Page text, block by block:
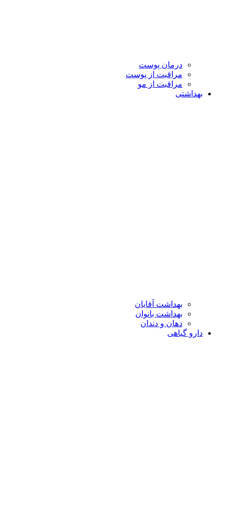
درمان پوست
مراقبت از پوست
مراقبت از مو
بهداشتی
بهداشت آقایان
بهداشت بانوان
دهان و دندان
دارو گیاهی